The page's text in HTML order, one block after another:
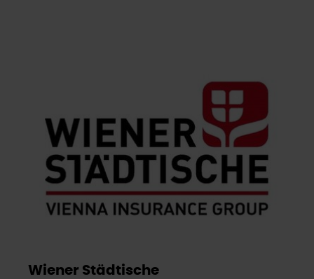
Wiener Städtische